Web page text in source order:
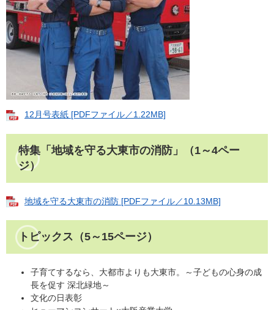
12月号表紙 [PDFファイル／1.22MB]
特集「地域を守る大東市の消防」
（1～4ペー
ジ）
地域を守る大東市の消防 [PDFファイル／10.13MB]
トピックス （5～15ページ）
子育てするなら、大都市よりも大東市。～子どもの心身の成
長を促す 深北緑地～
文化の日表彰